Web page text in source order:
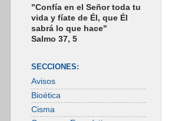
"Confía en el Señor toda tu
vida y fíate de Él, que Él
sabrá lo que hace"
Salmo 37, 5
SECCIONES:
Avisos
Bioética
Cisma